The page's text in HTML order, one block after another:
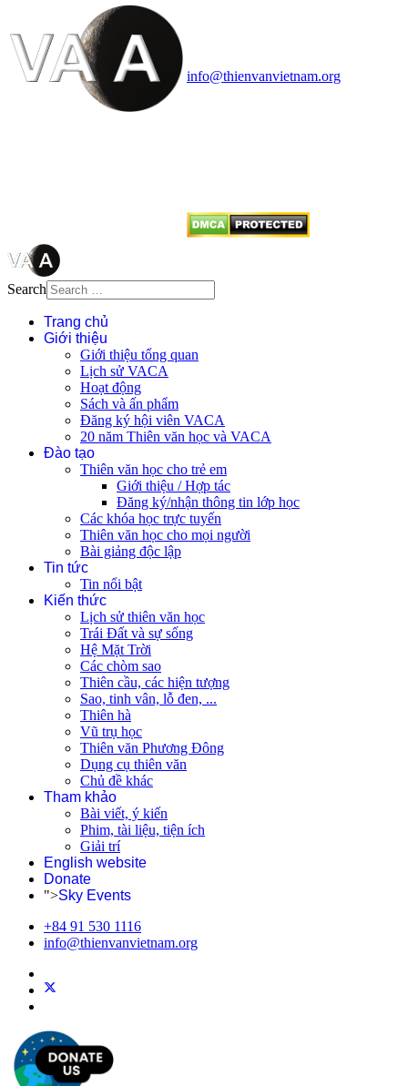
info@thienvanvietnam.org
Search
Trang chủ
Giới thiệu
Giới thiệu tổng quan
Lịch sử VACA
Hoạt động
Sách và ấn phẩm
Đăng ký hội viên VACA
20 năm Thiên văn học và VACA
Đào tạo
Thiên văn học cho trẻ em
Giới thiệu / Hợp tác
Đăng ký/nhận thông tin lớp học
Các khóa học trực tuyến
Thiên văn học cho mọi người
Bài giảng độc lập
Tin tức
Tin nổi bật
Kiến thức
Lịch sử thiên văn học
Trái Đất và sự sống
Hệ Mặt Trời
Các chòm sao
Thiên cầu, các hiện tượng
Sao, tinh vân, lỗ đen, ...
Thiên hà
Vũ trụ học
Thiên văn Phương Đông
Dụng cụ thiên văn
Chủ đề khác
Tham khảo
Bài viết, ý kiến
Phim, tài liệu, tiện ích
Giải trí
English website
Donate
">Sky Events
+84 91 530 1116
info@thienvanvietnam.org